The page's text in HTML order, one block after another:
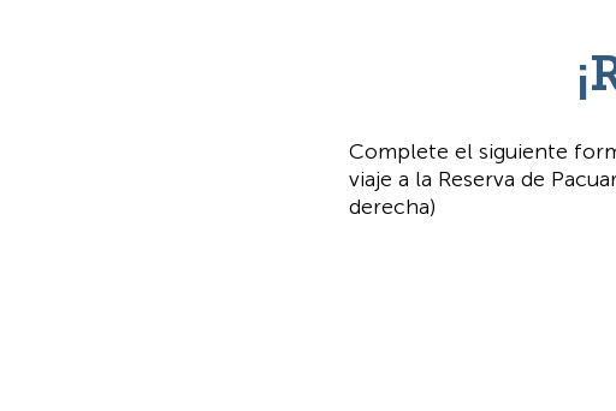
Complete el siguiente
viaje a la Reserva de
derecha)